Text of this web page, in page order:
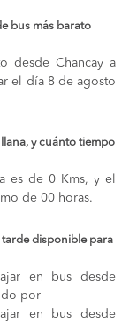
bus más barato
desde Chancay a
el día 8 de agosto
y cuánto tiempo
es de 0 Kms, y el
de 00 horas.
tarde disponible para
en bus desde
por
en bus desde